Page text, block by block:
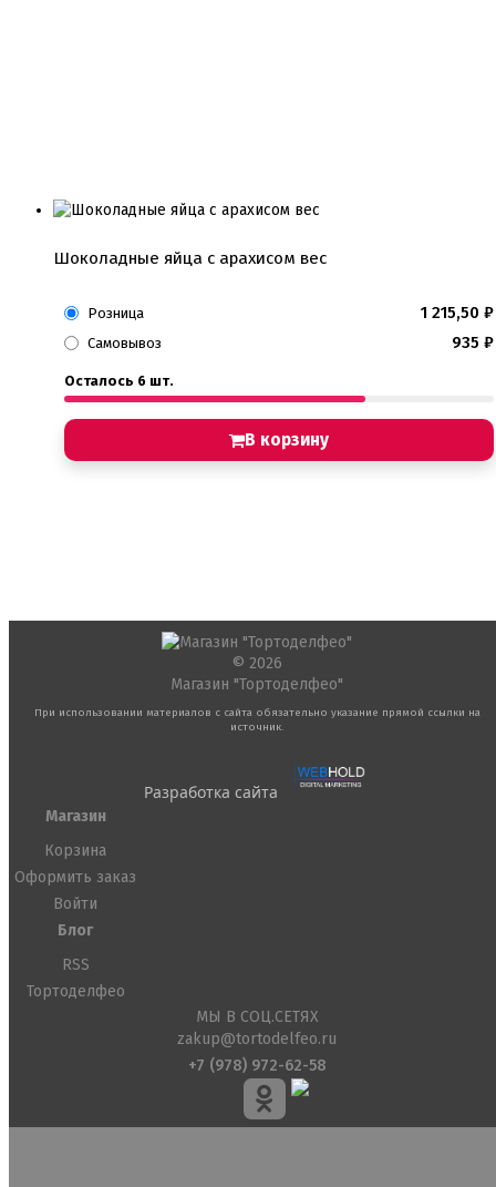
Шоколадные яйца с арахисом вес
Розница 1 215,50 ₽
Самовывоз 935 ₽
Осталось 6 шт.
В корзину
© 2026
Магазин "Тортоделфео"
При использовании материалов с сайта обязательно указание прямой ссылки на
источник.
Разработка сайта
Магазин
Корзина
Оформить заказ
Войти
Блог
RSS
Тортоделфео
МЫ В СОЦ.СЕТЯХ
zakup@tortodelfeo.ru
+7 (978) 972-62-58